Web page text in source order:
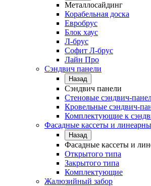
Металлосайдинг
Корабельная доска
Евробрус
Блок хаус
Л-брус
Софит Л-брус
Лайн Про
Сэндвич панели
Назад
Сэндвич панели
Стеновые сэндвич-
Кровельные сэндвич-
Комплектующие к
Фасадные кассеты и
Назад
Фасадные кассеты и
Открытого типа
Закрытого типа
Комплектующие
Жалюзийный забор